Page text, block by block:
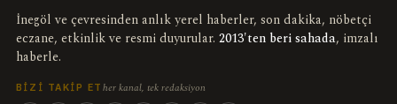
İnegöl ve çevresinden anlık yerel haberler, son dakika, nöbetçi
eczane, etkinlik ve resmi duyurular. 2013'ten beri sahada, imzalı
haberle.
BIZI TAKIP ET her kanal, tek redaksiyon